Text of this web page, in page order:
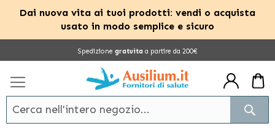
Dai nuova vita ai tuoi prodotti: vendi o acquista
usato in modo semplice e sicuro
Spedizione gratuita a partire da 200€